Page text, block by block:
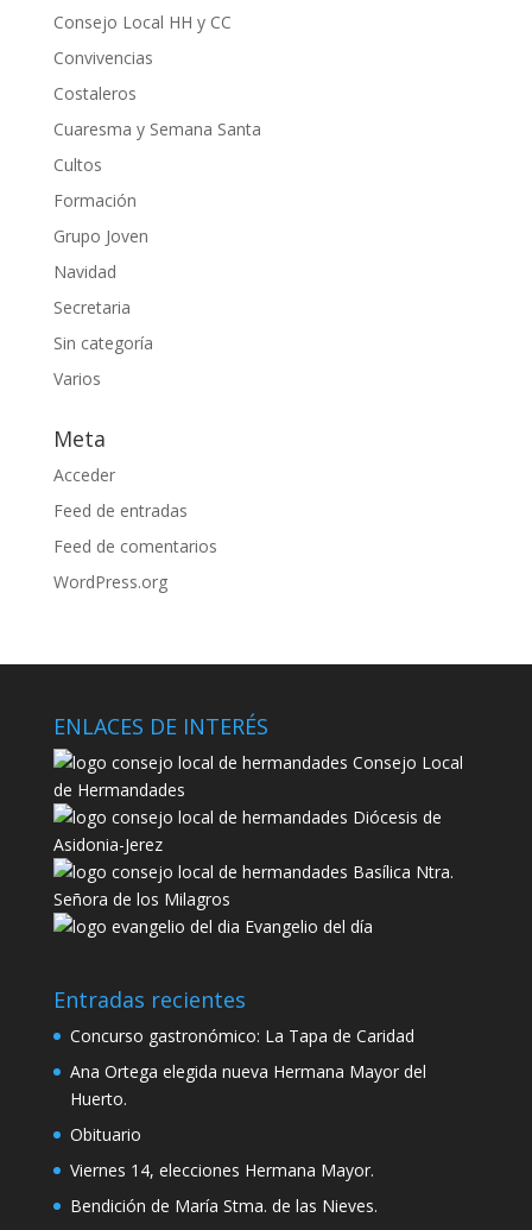
Consejo Local HH y CC
Convivencias
Costaleros
Cuaresma y Semana Santa
Cultos
Formación
Grupo Joven
Navidad
Secretaria
Sin categoría
Varios
Meta
Acceder
Feed de entradas
Feed de comentarios
WordPress.org
ENLACES DE INTERÉS
Consejo Local
de Hermandades
Diócesis de
Asidonia-Jerez
Basílica Ntra.
Señora de los Milagros
Evangelio del día
Entradas recientes
Concurso gastronómico: La Tapa de Caridad
Ana Ortega elegida nueva Hermana Mayor del
Huerto.
Obituario
Viernes 14, elecciones Hermana Mayor.
Bendición de María Stma. de las Nieves.